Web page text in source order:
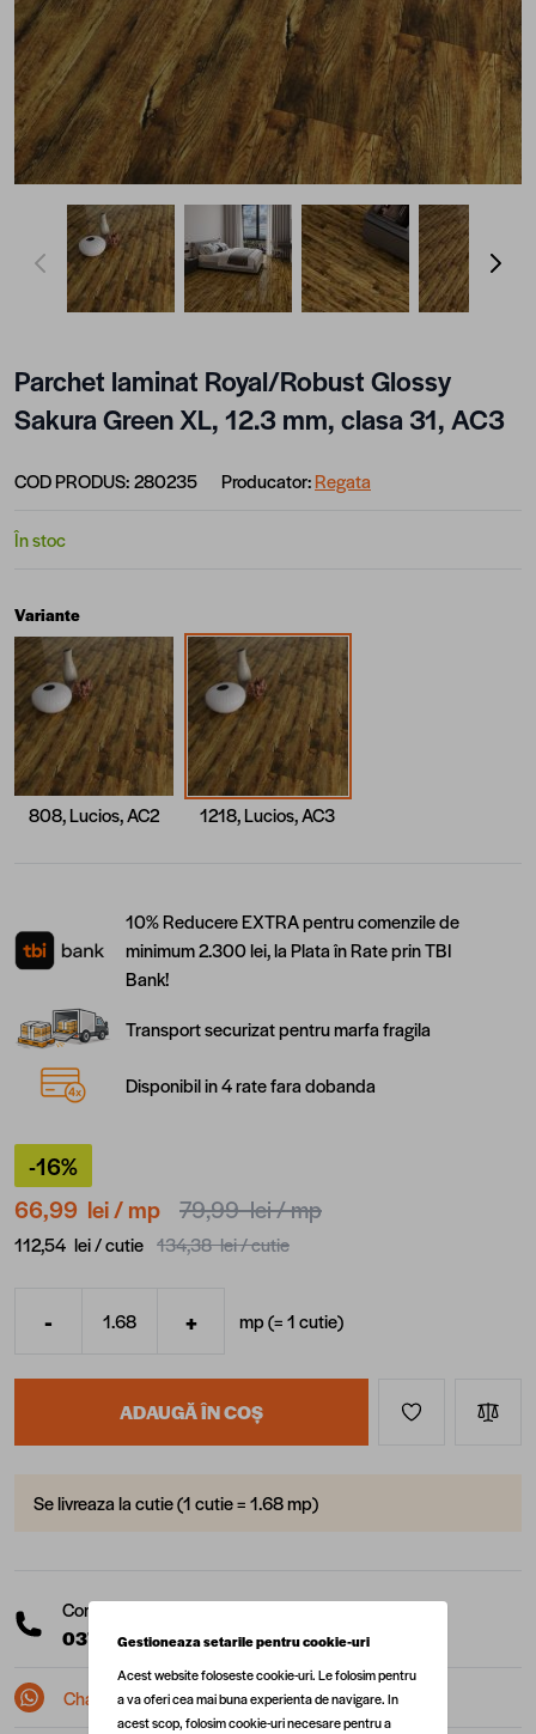
View larger imageView larger imageView larger image
Parchet laminat Royal/Robust Glossy
Sakura Green XL, 12.3 mm, clasa 31, AC3
COD PRODUS:280235 Producator:Regata
În stoc
Variante
808, Lucios, AC2 1218, Lucios, AC3
10% Reducere EXTRA pentru comenzile de
minimum 2.300 lei, la Plata în Rate prin TBI
Bank!
Transport securizat pentru marfa fragila
Disponibil in 4 rate fara dobanda
-16%
66,99 lei/ mp 79,99 lei/ mp
112,54 lei /cutie 134,38 lei /cutie
Cantitate
- + mp (=1cutie)
ADAUGĂ ÎN COȘ
Se livreaza la cutie (1 cutie = 1.68 mp)
Comanda telefonic la:
0377 10 22 22(L-V: 08:00 - 17:00)
Chat pe Whatsapp
Gestioneaza setarile pentru cookie-uri
Acest website foloseste cookie-uri. Le folosim pentru
a va oferi cea mai buna experienta de navigare. In
acest scop, folosim cookie-uri necesare pentru a